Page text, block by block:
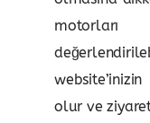
olur ve